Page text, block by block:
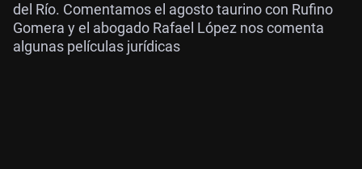
del Río. Comentamos el agosto taurino con Rufino
Gomera y el abogado Rafael López nos comenta
algunas películas jurídicas